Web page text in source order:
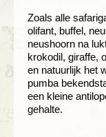
Zoals alle
olifant, buffel,
neushoorn na
krokodil, giraffe,
en natuurlijk het
pumba
een kleine
gehalte.